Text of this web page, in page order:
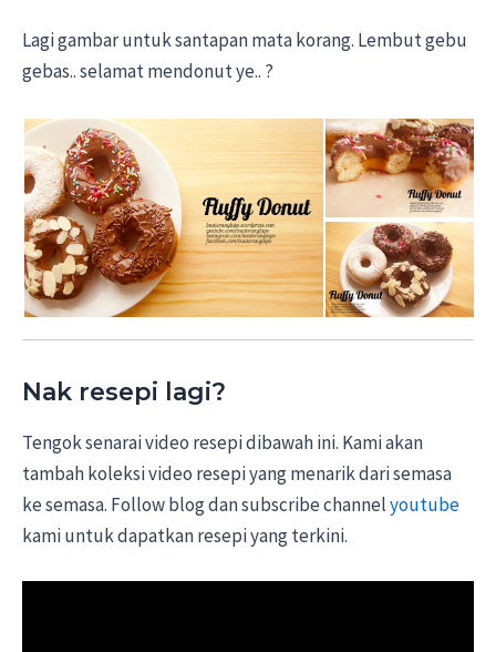
Lagi gambar untuk santapan mata korang. Lembut gebu
gebas.. selamat mendonut ye.. ?
Nak resepi lagi?
Tengok senarai video resepi dibawah ini. Kami akan
tambah koleksi video resepi yang menarik dari semasa
ke semasa. Follow blog dan subscribe channelyoutube
kami untuk dapatkan resepi yang terkini.